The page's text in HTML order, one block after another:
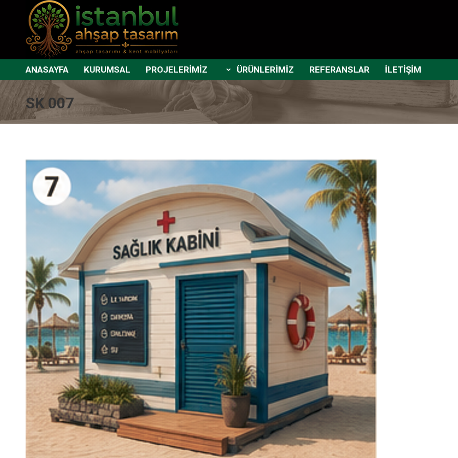
ANASAYFA KURUMSAL PROJELERİMİZ ÜRÜNLERİMİZ REFERANSLAR İLETİŞİM
SK 007